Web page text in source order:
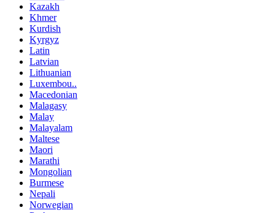
Kazakh
Khmer
Kurdish
Kyrgyz
Latin
Latvian
Lithuanian
Luxembou..
Macedonian
Malagasy
Malay
Malayalam
Maltese
Maori
Marathi
Mongolian
Burmese
Nepali
Norwegian